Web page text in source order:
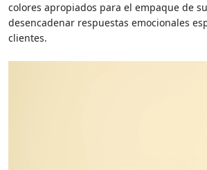
colores apropiados para el empaque de
desencadenar respuestas emocionales
clientes.